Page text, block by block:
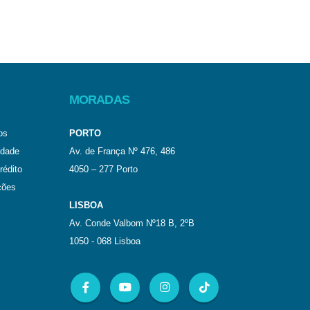
MORADAS
PORTO
Av. de França Nº 476, 486
4050 – 277 Porto
LISBOA
Av. Conde Valbom Nº18 B, 2ºB
1050 - 068 Lisboa